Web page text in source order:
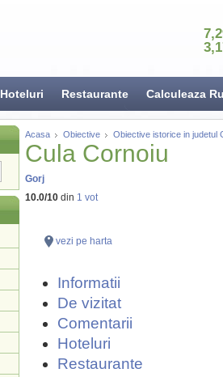
Hoteluri Restaurante Calculeaza
Acasa Obiective Obiective istorice in judetul
Cula Cornoiu
Gorj
10.0/10 din 1 vot
vezi pe harta
Informatii
De vizitat
Comentarii
Hoteluri
Restaurante